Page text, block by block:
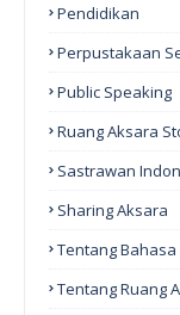
Pendidikan
Perpustakaan
Public Speaking
Ruang Aksara
Sastrawan
Sharing Aksara
Tentang
Tentang Ruang